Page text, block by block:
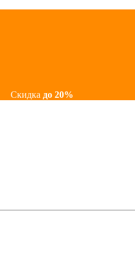
Скидка до 20%